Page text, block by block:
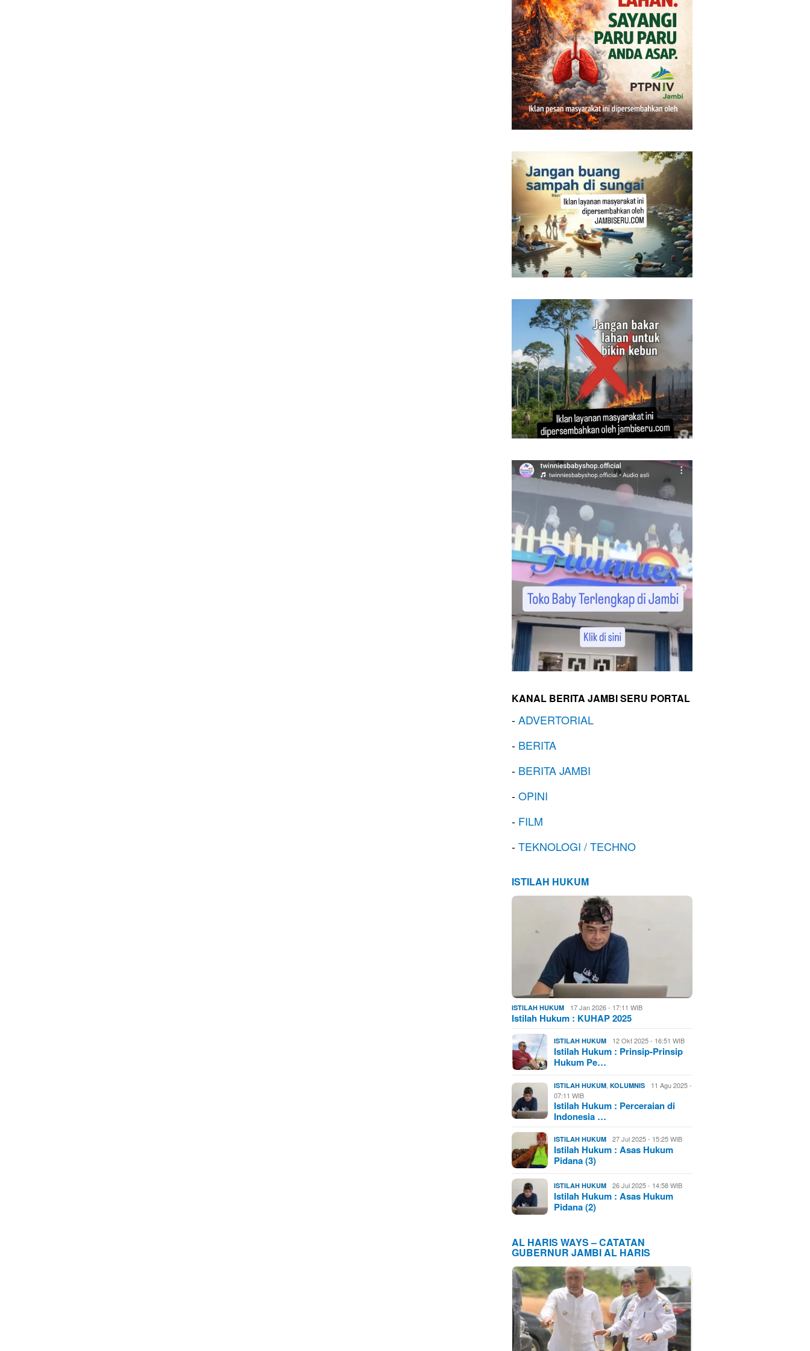
KANAL BERITA JAMBI SERU PORTAL
-ADVERTORIAL
- BERITA
- BERITA JAMBI
-OPINI
- FILM
-TEKNOLOGI / TECHNO
ISTILAH HUKUM
ISTILAH HUKUM 17 Jan 2026 - 17:11 WIB
Istilah Hukum : KUHAP 2025
ISTILAH HUKUM 12 Okt 2025 - 16:51 WIB
Istilah Hukum : Prinsip-Prinsip
Hukum Pe…
ISTILAH HUKUM ,KOLUMNIS
11 Agu 2025 -
07:11 WIB
Istilah Hukum : Perceraian di
Indonesia …
ISTILAH HUKUM 27 Jul 2025 - 15:25 WIB
Istilah Hukum : Asas Hukum
Pidana (3)
ISTILAH HUKUM 26 Jul 2025 - 14:58 WIB
Istilah Hukum : Asas Hukum
Pidana (2)
AL HARIS WAYS – CATATAN
GUBERNUR JAMBI AL HARIS